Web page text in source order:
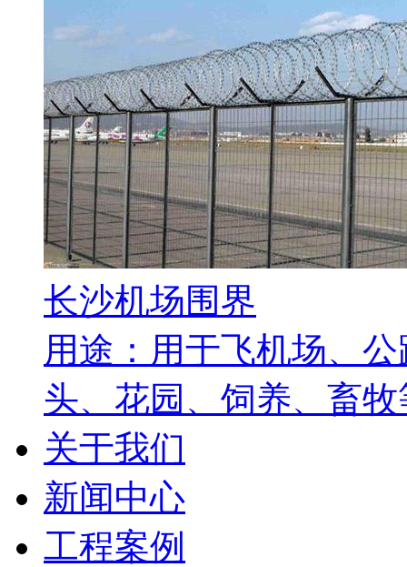
长沙机场围界
用途：用于飞机场、
头、花园、饲养、畜
关于我们
新闻中心
工程案例